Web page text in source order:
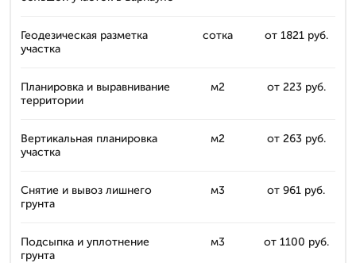
Геодезическая разметка
участка
сотка от 1821 руб.
Планировка и выравнивание
территории
м2 от 223 руб.
Вертикальная планировка
участка
м2 от 263 руб.
Снятие и вывоз лишнего
грунта
м3 от 961 руб.
Подсыпка и уплотнение
грунта
м3 от 1100 руб.